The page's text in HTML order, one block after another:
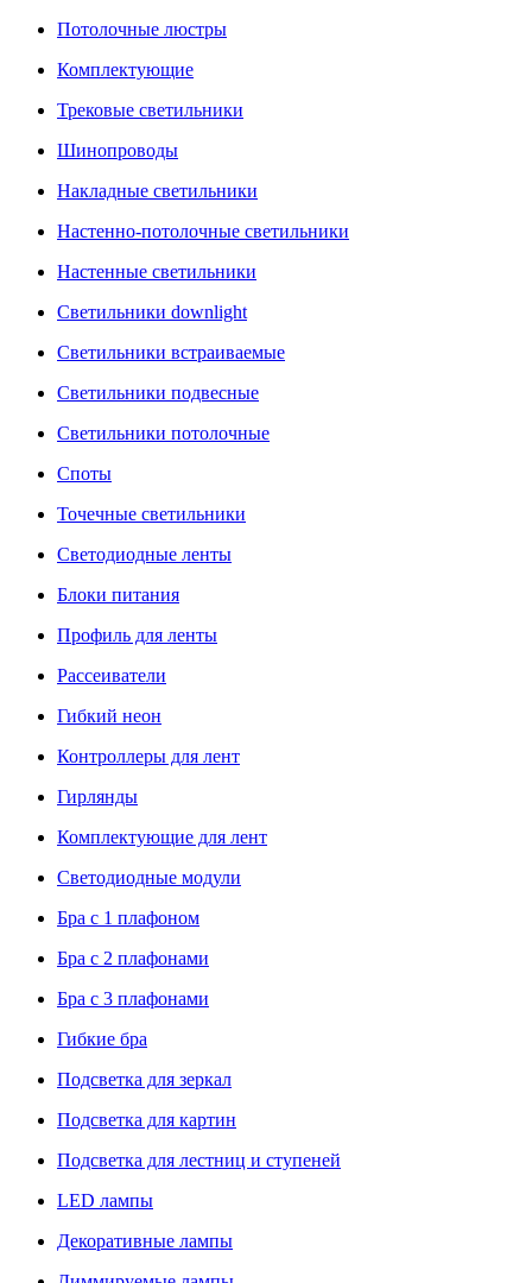
Потолочные люстры
Комплектующие
Трековые светильники
Шинопроводы
Накладные светильники
Настенно-потолочные светильники
Настенные светильники
Светильники downlight
Светильники встраиваемые
Светильники подвесные
Светильники потолочные
Споты
Точечные светильники
Светодиодные ленты
Блоки питания
Профиль для ленты
Рассеиватели
Гибкий неон
Контроллеры для лент
Гирлянды
Комплектующие для лент
Светодиодные модули
Бра с 1 плафоном
Бра с 2 плафонами
Бра с 3 плафонами
Гибкие бра
Подсветка для зеркал
Подсветка для картин
Подсветка для лестниц и ступеней
LED лампы
Декоративные лампы